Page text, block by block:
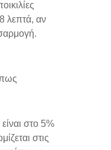
λεπτά, αν
πως
στο 5%
στις